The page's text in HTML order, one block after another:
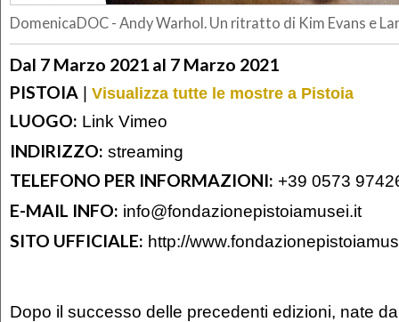
DomenicaDOC - Andy Warhol. Un ritratto di Kim Evans e
Dal 7 Marzo 2021 al 7 Marzo 2021
PISTOIA | Visualizza tutte le mostre a Pistoia
LUOGO: Link Vimeo
INDIRIZZO: streaming
TELEFONO PER INFORMAZIONI: +39 0573
E-MAIL INFO: info@fondazionepistoiamusei.it
SITO UFFICIALE: http://
Dopo il successo delle precedenti edizioni, nate